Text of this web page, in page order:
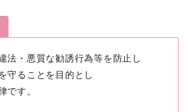
法・悪質な勧誘行為等を防止し
守ることを目的とし
です。